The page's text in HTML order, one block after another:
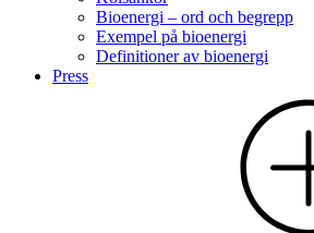
Bioenergi – ord och begrepp
Exempel på bioenergi
Definitioner av bioenergi
Press